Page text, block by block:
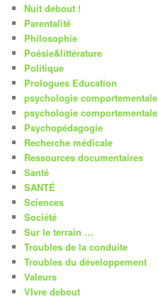
Nuit debout !
Parentalité
Philosophie
Poésie&littérature
Politique
Prologues Education
psychologie comportementale
psychologie comportementale
Psychopédagogie
Recherche médicale
Ressources documentaires
Santé
SANTÉ
Sciences
Société
Sur le terrain …
Troubles de la conduite
Troubles du développement
Valeurs
VIvre debout